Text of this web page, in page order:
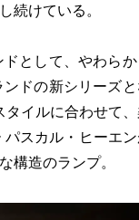
続けている。
として、やわらか
ドの新シリーズと
タイルに合わせて
スカル・ヒーエン
構造のランプ。